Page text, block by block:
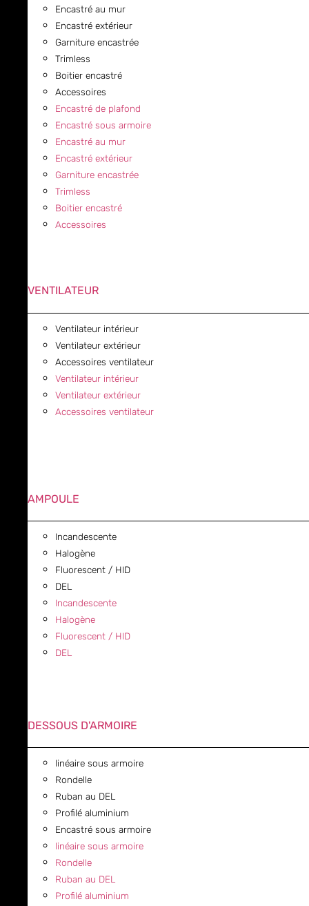
Encastré au mur
Encastré extérieur
Garniture encastrée
Trimless
Boitier encastré
Accessoires
Encastré de plafond
Encastré sous armoire
Encastré au mur
Encastré extérieur
Garniture encastrée
Trimless
Boitier encastré
Accessoires
VENTILATEUR
Ventilateur intérieur
Ventilateur extérieur
Accessoires ventilateur
Ventilateur intérieur
Ventilateur extérieur
Accessoires ventilateur
AMPOULE
Incandescente
Halogène
Fluorescent / HID
DEL
Incandescente
Halogène
Fluorescent / HID
DEL
DESSOUS D'ARMOIRE
linéaire sous armoire
Rondelle
Ruban au DEL
Profilé aluminium
Encastré sous armoire
linéaire sous armoire
Rondelle
Ruban au DEL
Profilé aluminium